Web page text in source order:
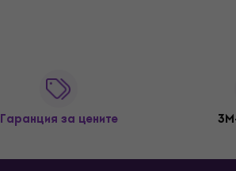
Гаранция за цените